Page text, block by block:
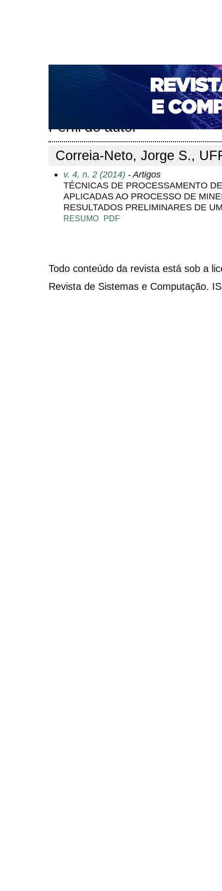
CAPA SOBRE ACESSO CADASTRO
NOTÍCIAS
PORTAL DE REVISTAS DA UNIFACS
PARA AVALIADORES
NOVA SUBMISSÃO
Perfil do autor
Correia-Neto, Jorge S.,
v. 4, n. 2 (2014) - Artigos
TÉCNICAS DE PROCESSAMENTO
APLICADAS AO PROCESSO DE
RESULTADOS PRELIMINARES DE
RESUMO PDF
Todo conteúdo da revista está sob a
Revista de Sistemas e Computação.